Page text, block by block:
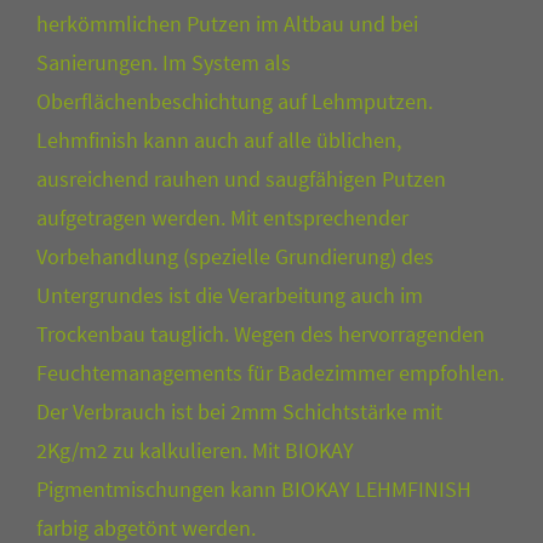
herkömmlichen Putzen im Altbau und bei
Sanierungen. Im System als
Oberflächenbeschichtung auf Lehmputzen.
Lehmfinish kann auch auf alle üblichen,
ausreichend rauhen und saugfähigen Putzen
aufgetragen werden. Mit entsprechender
Vorbehandlung (spezielle Grundierung) des
Untergrundes ist die Verarbeitung auch im
Trockenbau tauglich. Wegen des hervorragenden
Feuchtemanagements für Badezimmer empfohlen.
Der Verbrauch ist bei 2mm Schichtstärke mit
2Kg/m2 zu kalkulieren. Mit BIOKAY
Pigmentmischungen kann BIOKAY LEHMFINISH
farbig abgetönt werden.